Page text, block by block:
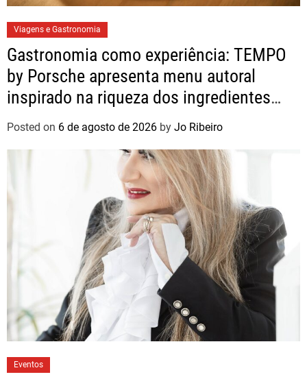
Viagens e Gastronomia
Gastronomia como experiência: TEMPO
by Porsche apresenta menu autoral
inspirado na riqueza dos ingredientes
brasileiros
Posted on 6 de agosto de 2026 by Jo Ribeiro
Eventos